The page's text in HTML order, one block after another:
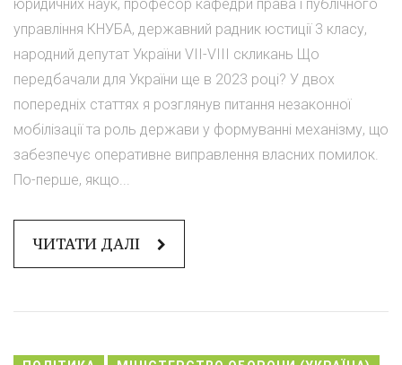
юридичних наук, професор кафедри права і публічного
управління КНУБА, державний радник юстиції 3 класу,
народний депутат України VII-VIII скликань Що
передбачали для України ще в 2023 році? У двох
попередніх статтях я розглянув питання незаконної
мобілізації та роль держави у формуванні механізму, що
забезпечує оперативне виправлення власних помилок.
По-перше, якщо...
ЧИТАТИ ДАЛІ